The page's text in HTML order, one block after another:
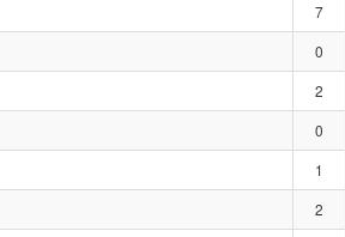
7
0
2
0
1
2